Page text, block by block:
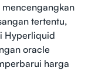
mencengangkan
tertentu,
Hyperliquid
oracle
harga